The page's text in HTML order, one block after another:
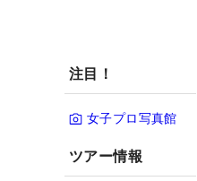
注目！
女子プロ写真館
ツアー情報